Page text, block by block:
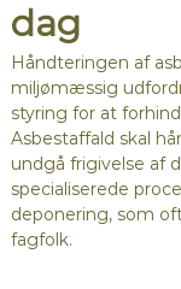
dag
Håndteringen af
miljømæssig
styring for at
Asbestaffald skal
undgå frigivelse af
specialiserede
deponering, som
fagfolk.